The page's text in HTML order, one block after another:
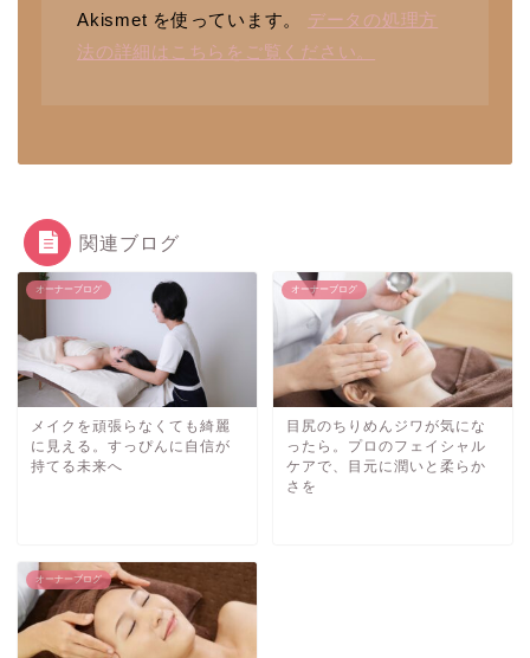
Akismet を使っています。
データの処理方
法の詳細はこちらをご覧ください。
関連ブログ
オーナーブログ
メイクを頑張らなくても綺麗
に見える。すっぴんに自信が
持てる未来へ
オーナーブログ
目尻のちりめんジワが気にな
ったら。プロのフェイシャル
ケアで、目元に潤いと柔らか
さを
オーナーブログ